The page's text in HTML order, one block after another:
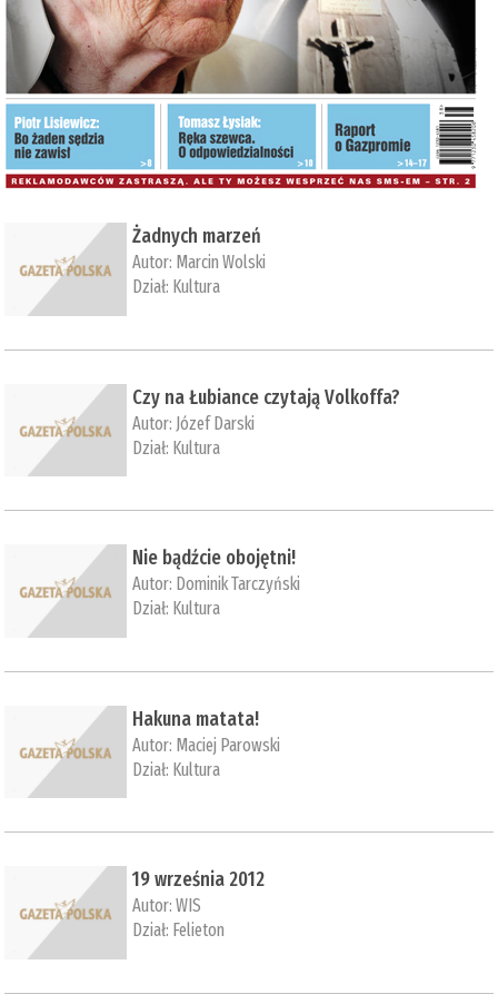
Żadnych marzeń
Autor: Marcin Wolski
Dział: Kultura
Czy na Łubiance czytają Volkoffa?
Autor: Józef Darski
Dział: Kultura
Nie bądźcie obojętni!
Autor: Dominik Tarczyński
Dział: Kultura
Hakuna matata!
Autor: Maciej Parowski
Dział: Kultura
19 września 2012
Autor:WIS
Dział: Felieton